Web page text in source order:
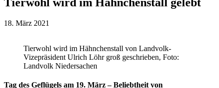
18. März 2021
Tierwohl wird im Hähnchenstall von Landvolk-
Vizepräsident Ulrich Löhr groß geschrieben, Foto:
Landvolk Niedersachen
Tag des Geflügels am 19. März – Beliebtheit von